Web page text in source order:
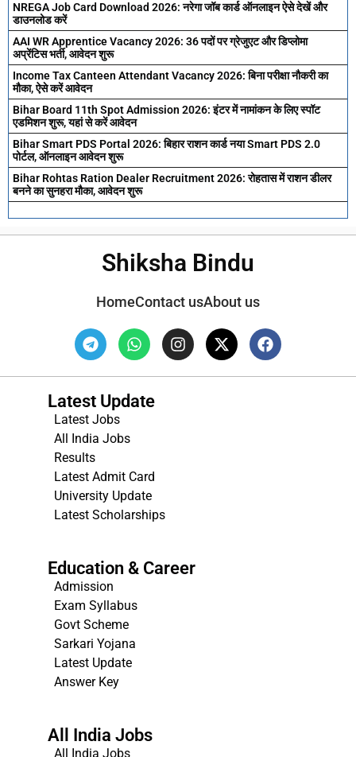
NREGA Job Card Download 2026: नरेगा जॉब कार्ड ऑनलाइन ऐसे देखें और
डाउनलोड करें
AAI WR Apprentice Vacancy 2026: 36 पदों पर ग्रेजुएट और डिप्लोमा
अप्रेंटिस भर्ती, आवेदन शुरू
Income Tax Canteen Attendant Vacancy 2026: बिना परीक्षा नौकरी का
मौका, ऐसे करें आवेदन
Bihar Board 11th Spot Admission 2026: इंटर में नामांकन के लिए स्पॉट
एडमिशन शुरू, यहां से करें आवेदन
Bihar Smart PDS Portal 2026: बिहार राशन कार्ड नया Smart PDS 2.0
पोर्टल, ऑनलाइन आवेदन शुरू
Bihar Rohtas Ration Dealer Recruitment 2026: रोहतास में राशन डीलर
बनने का सुनहरा मौका, आवेदन शुरू
Shiksha Bindu
HomeContact usAbout us
Latest Update
Latest Jobs
All India Jobs
Results
Latest Admit Card
University Update
Latest Scholarships
Education & Career
Admission
Exam Syllabus
Govt Scheme
Sarkari Yojana
Latest Update
Answer Key
All India Jobs
All India Jobs